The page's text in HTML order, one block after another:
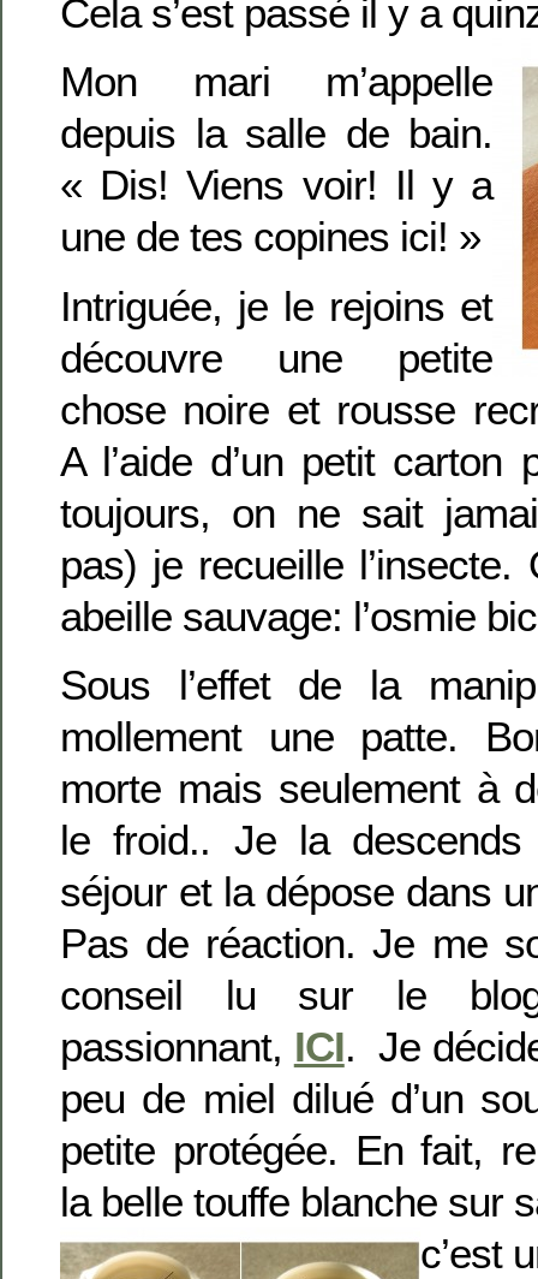
Cela s’est passé il y a
Mon mari m’appelle
depuis la salle de bain.
« Dis! Viens voir! Il y a
une de tes copines ici! »
Intriguée, je le rejoins et
découvre une petite
chose noire et rousse
A l’aide d’un petit
toujours, on ne sait
pas) je recueille l’insecte.
abeille sauvage: l’osmie
Sous l’effet de la
mollement une patte.
morte mais seulement à
le froid.. Je la
séjour et la dépose dans
Pas de réaction. Je me
conseil lu sur le blog
passionnant, ICI. Je
peu de miel dilué d’un
petite protégée. En fait,
la belle touffe blanche sur
c’est